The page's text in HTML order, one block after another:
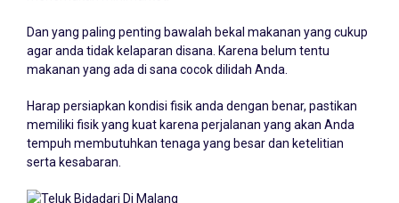
Dan yang paling penting bawalah bekal makanan yang cukup
agar anda tidak kelaparan disana. Karena belum tentu
makanan yang ada di sana cocok dilidah Anda.
Harap persiapkan kondisi fisik anda dengan benar, pastikan
memiliki fisik yang kuat karena perjalanan yang akan Anda
tempuh membutuhkan tenaga yang besar dan ketelitian
serta kesabaran.